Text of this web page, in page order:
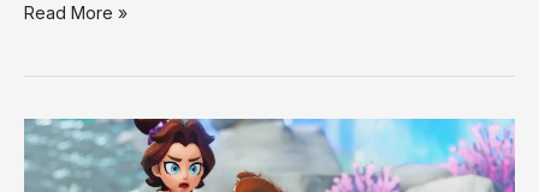
Read More »
Aventura
Donkey